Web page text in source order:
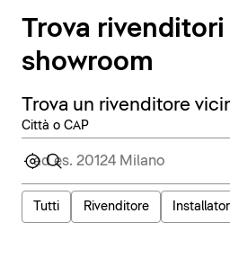
Trova rivenditori
showroom
Trova un rivenditore
Città o CAP
Tutti Rivenditore